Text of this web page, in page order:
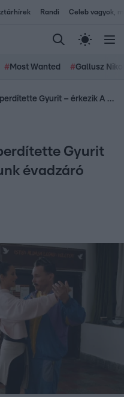
Randi Celeb vagyok,
# Most Wanted #Gallusz
Trokán Nóra táncra perdítette Gyurit – érkezik A mi kis falunk évadzáró epizódja!
Gyurit
évadzáró